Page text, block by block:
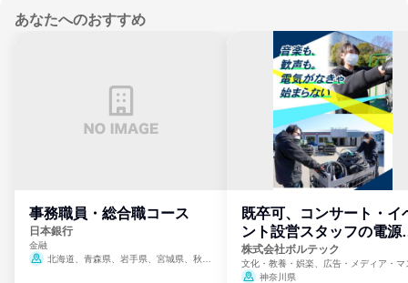
あなたへのおすすめ
事務職員・総合職コース
日本銀行
金融
北海道、青森県、岩手県、宮城県、秋田
既卒可、コンサート・イ
ント設営スタッフの電源
門
株式会社ボルテック
文化・教養・娯楽、広告・メディア・マ
ミ、電力・ガス・水道・エネルギー
神奈川県